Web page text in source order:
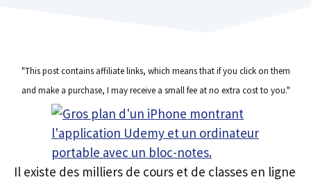
"This post contains affiliate links, which means that if you click on them
and make a purchase, I may receive a small fee at no extra cost to you."
Il existe des milliers de cours et de classes en ligne